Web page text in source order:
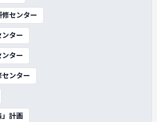
センター
ンター
ンター
ンター
」計画